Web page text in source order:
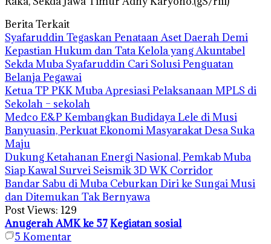
Berita Terkait
Syafaruddin Tegaskan Penataan Aset Daerah Demi
Kepastian Hukum dan Tata Kelola yang Akuntabel
Sekda Muba Syafaruddin Cari Solusi Penguatan
Belanja Pegawai
Ketua TP PKK Muba Apresiasi Pelaksanaan MPLS di
Sekolah – sekolah
Medco E&P Kembangkan Budidaya Lele di Musi
Banyuasin, Perkuat Ekonomi Masyarakat Desa Suka
Maju
Dukung Ketahanan Energi Nasional, Pemkab Muba
Siap Kawal Survei Seismik 3D WK Corridor
Bandar Sabu di Muba Ceburkan Diri ke Sungai Musi
dan Ditemukan Tak Bernyawa
Post Views: 129
Anugerah AMK ke 57Kegiatan sosial
5 Komentar